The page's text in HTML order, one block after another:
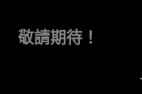
敬請期待！